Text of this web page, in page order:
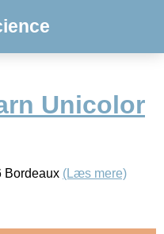
Unicolor
Bordeaux (Læs mere)